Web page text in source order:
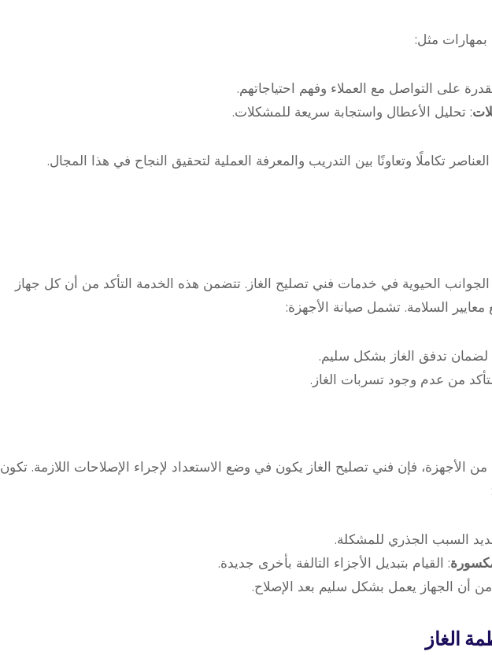
بمهارات مثل:
على التواصل مع العملاء وفهم احتياجاتهم.
: تحليل الأعطال واستجابة سريعة للمشكلات.
تكاملًا وتعاونًا بين التدريب والمعرفة العملية لتحقيق النجاح في هذا المجال.
الجوانب الحيوية في خدمات فني تصليح الغاز. تتضمن هذه الخدمة التأكد من أن كل جهاز
السلامة. تشمل صيانة الأجهزة:
لضمان تدفق الغاز بشكل سليم.
من عدم وجود تسربات الغاز.
فإن فني تصليح الغاز يكون في وضع الاستعداد لإجراء الإصلاحات اللازمة. تكون
السبب الجذري للمشكلة.
: القيام بتبديل الأجزاء التالفة بأخرى جديدة.
من أن الجهاز يعمل بشكل سليم بعد الإصلاح.
الغاز